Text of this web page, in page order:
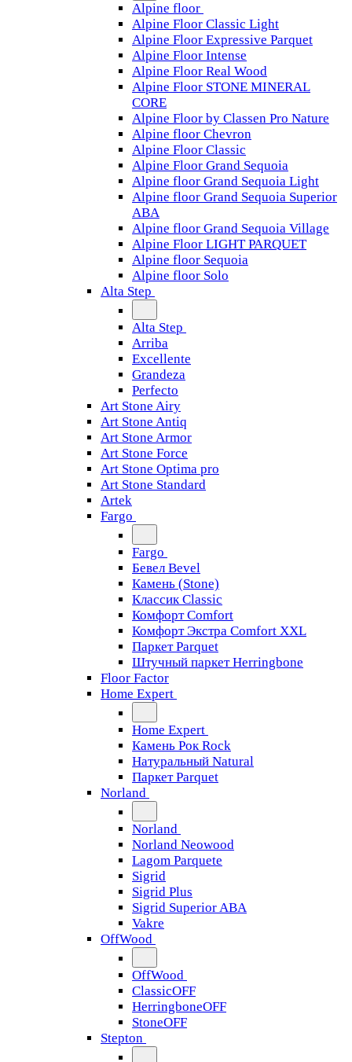
Alpine floor
Alpine Floor Classic Light
Alpine Floor Expressive Parquet
Alpine Floor Intense
Alpine Floor Real Wood
Alpine Floor STONE MINERAL
CORE
Alpine Floor by Classen Pro Nature
Alpine floor Chevron
Alpine Floor Classic
Alpine Floor Grand Sequoia
Alpine floor Grand Sequoia Light
Alpine floor Grand Sequoia Superior
ABA
Alpine floor Grand Sequoia Village
Alpine Floor LIGHT PARQUET
Alpine floor Sequoia
Alpine floor Solo
Alta Step
Alta Step
Arriba
Excellente
Grandeza
Perfecto
Art Stone Airy
Art Stone Antiq
Art Stone Armor
Art Stone Force
Art Stone Optima pro
Art Stone Standard
Artek
Fargo
Fargo
Бевел Bevel
Камень (Stone)
Классик Classic
Комфорт Comfort
Комфорт Экстра Comfort XXL
Паркет Parquet
Штучный паркет Herringbone
Floor Factor
Home Expert
Home Expert
Камень Рок Rock
Натуральный Natural
Паркет Parquet
Norland
Norland
Norland Neowood
Lagom Parquete
Sigrid
Sigrid Plus
Sigrid Superior ABA
Vakre
OffWood
OffWood
ClassicOFF
HerringboneOFF
StoneOFF
Stepton